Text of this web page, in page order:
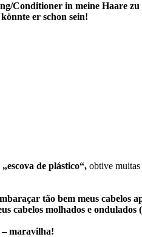
Conditioner in meine Haare
er schon sein!
de plástico“, obtive muitas
tão bem meus cabelos
cabelos molhados e
– maravilha!